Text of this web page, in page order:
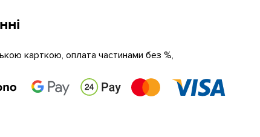
карткою, оплата частинами без %,